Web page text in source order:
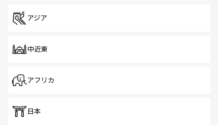
アジア
中近東
アフリカ
日本